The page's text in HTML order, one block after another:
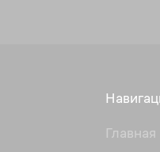
Главная